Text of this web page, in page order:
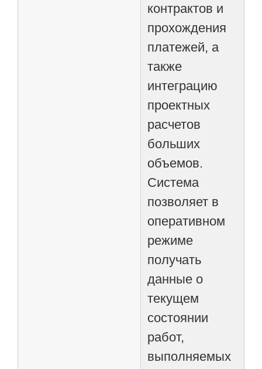
контрактов и
прохождения
платежей, а
также
интеграцию
проектных
расчетов
больших
объемов.
Система
позволяет в
оперативном
режиме
получать
данные о
текущем
состоянии
работ,
выполняемых